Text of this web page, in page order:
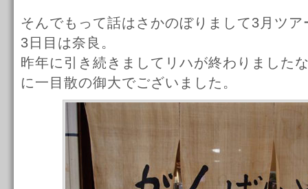
そんでもって話はさかのぼりまして3月ツア
3日目は奈良。
昨年に引き続きましてリハが終わりました
に一目散の御大でございました。